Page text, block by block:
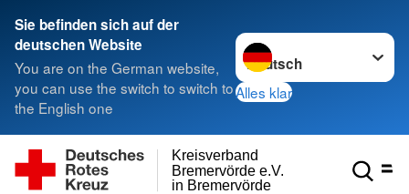
Sie befinden sich auf der
deutschen Website
You are on the German website,
you can use the switch to switch to
the English one
Sprache wechseln zu
Alles klar
in Bremervörde
Bremervörde e.V.
Kreisverband